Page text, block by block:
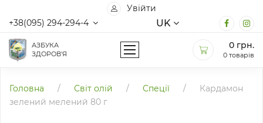
Увійти
+38(095) 294-294-4
UK
АЗБУКА
ЗДОРОВ'Я
0 грн.
0 товарів
Головна / Світ олій / Спеції /
Кардамон
зелений мелений 80 г